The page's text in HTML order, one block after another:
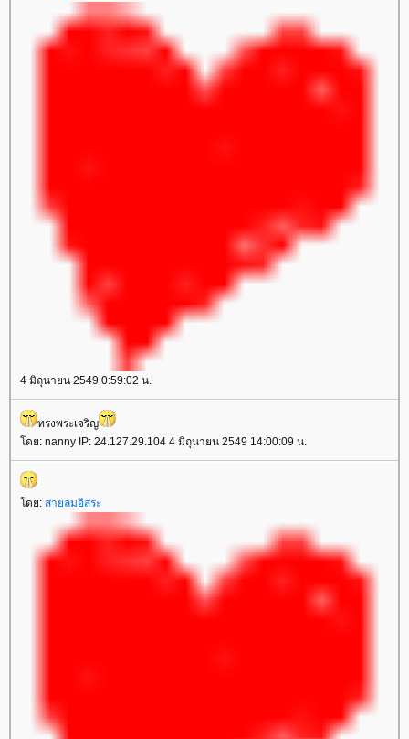
4 มิถุนายน 2549 0:59:02 น.
ทรงพระเจริญ
ดย: nanny IP: 24.127.29.104 4 มิถุนายน 2549 14:00:09 น.
ดย: สายลมอิสระ